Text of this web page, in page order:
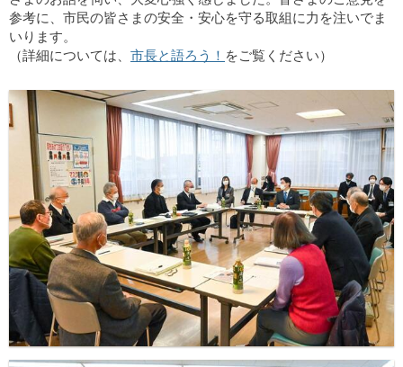
参考に、市民の皆さまの安全・安心を守る取組に力を注いでま
いります。
（詳細については、 市長と語ろう！ をご覧ください）